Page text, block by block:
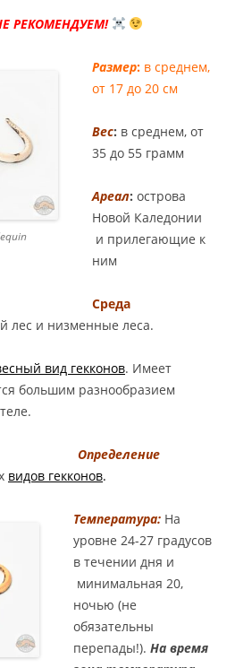
РЕКОМЕНДУЕМ!
Размер: в среднем,
от 17 до 20 см
Вес: в среднем, от
35 до 55 грамм
Ареал: острова
Новой Каледонии
и прилегающие к
ним
Среда
лес и низменные леса.
вид гекконов. Имеет
большим разнообразием
видов гекконов.
Температура: На
уровне 24-27 градусов
в течении дня и
минимальная 20,
ночью (не
обязательны
перепады!). На время